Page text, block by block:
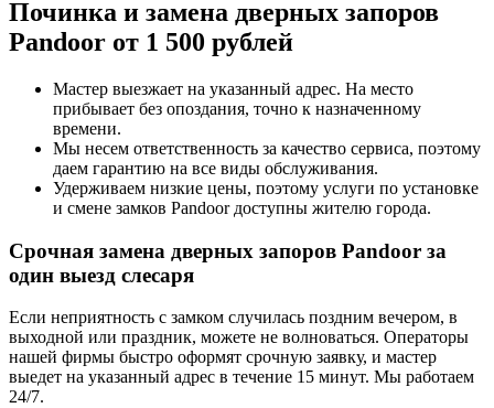
Починка и замена дверных запоров
Pandoor от 1 500 рублей
Мастер выезжает на указанный адрес. На место
прибывает без опоздания, точно к назначенному
времени.
Мы несем ответственность за качество сервиса, поэтому
даем гарантию на все виды обслуживания.
Удерживаем низкие цены, поэтому услуги по установке
и смене замков Pandoor доступны жителю города.
Срочная замена дверных запоров Pandoor за
один выезд слесаря
Если неприятность с замком случилась поздним вечером, в
выходной или праздник, можете не волноваться. Операторы
нашей фирмы быстро оформят срочную заявку, и мастер
выедет на указанный адрес в течение 15 минут. Мы работаем
24/7.